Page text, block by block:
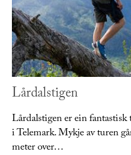
Lårdalstigen
Lårdalstigen er ein
i Telemark. Mykje av turen
meter over…